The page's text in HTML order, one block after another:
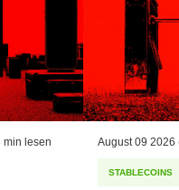
seinem ATH gehandelt .
zum
um0.00%gestiegen und
der einen Rückgang
auf eine starke Performance
min lesen August 09 2026
STABLECOINS